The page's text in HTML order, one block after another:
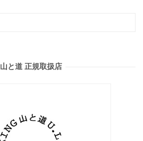
山と道 正規取扱店